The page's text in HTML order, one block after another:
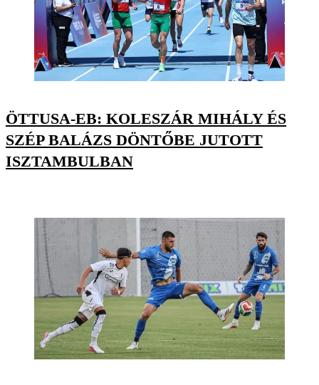
ÖTTUSA-EB: KOLESZÁR MIHÁLY ÉS
SZÉP BALÁZS DÖNTŐBE JUTOTT
ISZTAMBULBAN